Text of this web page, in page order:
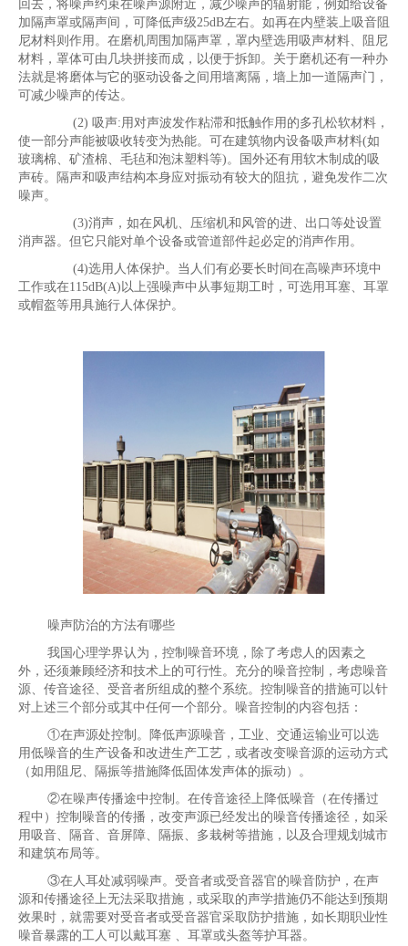
回去，将噪声约束在噪声源附近，减少噪声的辐射能，例如给设备
加隔声罩或隔声间，可降低声级25dB左右。如再在内壁装上吸音阻
尼材料则作用。在磨机周围加隔声罩，罩内壁选用吸声材料、阻尼
材料，罩体可由几块拼接而成，以便于拆卸。关于磨机还有一种办
法就是将磨体与它的驱动设备之间用墙离隔，墙上加一道隔声门，
可减少噪声的传达。
(2) 吸声:用对声波发作粘滞和抵触作用的多孔松软材料，
使一部分声能被吸收转变为热能。可在建筑物内设备吸声材料(如
玻璃棉、矿渣棉、毛毡和泡沫塑料等)。国外还有用软木制成的吸
声砖。隔声和吸声结构本身应对振动有较大的阻抗，避免发作二次
噪声。
(3)消声，如在风机、压缩机和风管的进、出口等处设置
消声器。但它只能对单个设备或管道部件起必定的消声作用。
(4)选用人体保护。当人们有必要长时间在高噪声环境中
工作或在115dB(A)以上强噪声中从事短期工时，可选用耳塞、耳罩
或帽盔等用具施行人体保护。
噪声防治的方法有哪些
我国心理学界认为，控制噪音环境，除了考虑人的因素之
外，还须兼顾经济和技术上的可行性。充分的噪音控制，考虑噪音
源、传音途径、受音者所组成的整个系统。控制噪音的措施可以针
对上述三个部分或其中任何一个部分。噪音控制的内容包括：
①在声源处控制。降低声源噪音，工业、交通运输业可以选
用低噪音的生产设备和改进生产工艺，或者改变噪音源的运动方式
（如用阻尼、隔振等措施降低固体发声体的振动）。
②在噪声传播途中控制。在传音途径上降低噪音（在传播过
程中）控制噪音的传播，改变声源已经发出的噪音传播途径，如采
用吸音、隔音、音屏障、隔振、多栽树等措施，以及合理规划城市
和建筑布局等。
③在人耳处减弱噪声。受音者或受音器官的噪音防护，在声
源和传播途径上无法采取措施，或采取的声学措施仍不能达到预期
效果时，就需要对受音者或受音器官采取防护措施，如长期职业性
噪音暴露的工人可以戴耳塞 、耳罩或头盔等护耳器。